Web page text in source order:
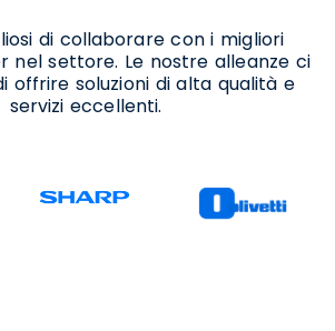
Per Passaggio A Windows 11
Aggiornamento Windows 11
di collaborare con i migliori
nel settore. Le nostre alleanze ci
offrire soluzioni di alta qualità e
servizi eccellenti.